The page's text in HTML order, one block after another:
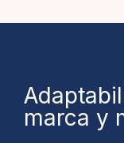
marca y